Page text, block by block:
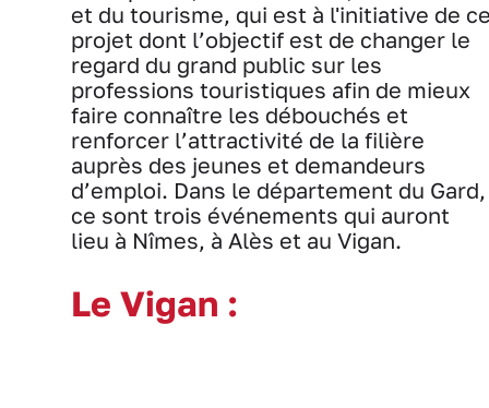
et du tourisme, qui est à l'initiative de
projet dont l’objectif est de changer le
regard du grand public sur les
professions touristiques afin de mieux
faire connaître les débouchés et
renforcer l’attractivité de la filière
auprès des jeunes et demandeurs
d’emploi. Dans le département du Gard,
ce sont trois événements qui auront
lieu à Nîmes, à Alès et au Vigan.
Le Vigan :